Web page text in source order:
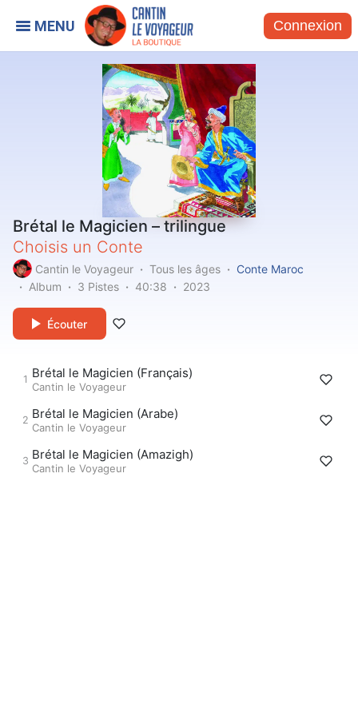
Connexion
Brétal le Magicien – trilingue
Choisis un Conte
Cantin le Voyageur Tous les âges
Conte Maroc
Album
3 Pistes 40:38 2023
Écouter
Brétal le Magicien (Français)
Cantin le Voyageur
Brétal le Magicien (Arabe)
Cantin le Voyageur
Brétal le Magicien (Amazigh)
Cantin le Voyageur